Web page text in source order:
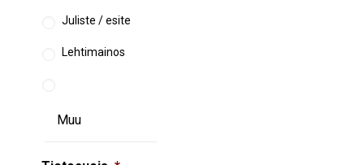
Juliste / esite
Lehtimainos